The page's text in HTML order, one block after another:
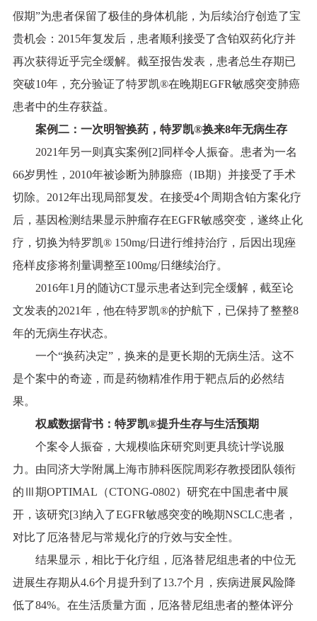
假期”为患者保留了极佳的身体机能，为后续治疗创造了宝
贵机会：2015年复发后，患者顺利接受了含铂双药化疗并
再次获得近乎完全缓解。截至报告发表，患者总生存期已
突破10年，充分验证了特罗凯®在晚期EGFR敏感突变肺癌
患者中的生存获益。
案例二：一次明智换药，特罗凯®换来8年无病生存
2021年另一则真实案例[2]同样令人振奋。患者为一名
66岁男性，2010年被诊断为肺腺癌（IB期）并接受了手术
切除。2012年出现局部复发。在接受4个周期含铂方案化疗
后，基因检测结果显示肿瘤存在EGFR敏感突变，遂终止化
疗，切换为特罗凯® 150mg/日进行维持治疗，后因出现痤
疮样皮疹将剂量调整至100mg/日继续治疗。
2016年1月的随访CT显示患者达到完全缓解，截至论
文发表的2021年，他在特罗凯®的护航下，已保持了整整8
年的无病生存状态。
一个“换药决定”，换来的是更长期的无病生活。这不
是个案中的奇迹，而是药物精准作用于靶点后的必然结
果。
权威数据背书：特罗凯®提升生存与生活预期
个案令人振奋，大规模临床研究则更具统计学说服
力。由同济大学附属上海市肺科医院周彩存教授团队领衔
的Ⅲ期OPTIMAL（CTONG-0802）研究在中国患者中展
开，该研究[3]纳入了EGFR敏感突变的晚期NSCLC患者，
对比了厄洛替尼与常规化疗的疗效与安全性。
结果显示，相比于化疗组，厄洛替尼组患者的中位无
进展生存期从4.6个月提升到了13.7个月，疾病进展风险降
低了84%。在生活质量方面，厄洛替尼组患者的整体评分